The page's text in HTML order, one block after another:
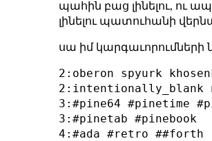
պահին բաց լինելու, ու
լինելու պատուհանի
սա իմ կարգաւորումների
2:oberon spyurk
2:intentionally_blank
3:#pine64 #pinetime
3:#pinetab #pinebook
4:#ada #retro ##forth